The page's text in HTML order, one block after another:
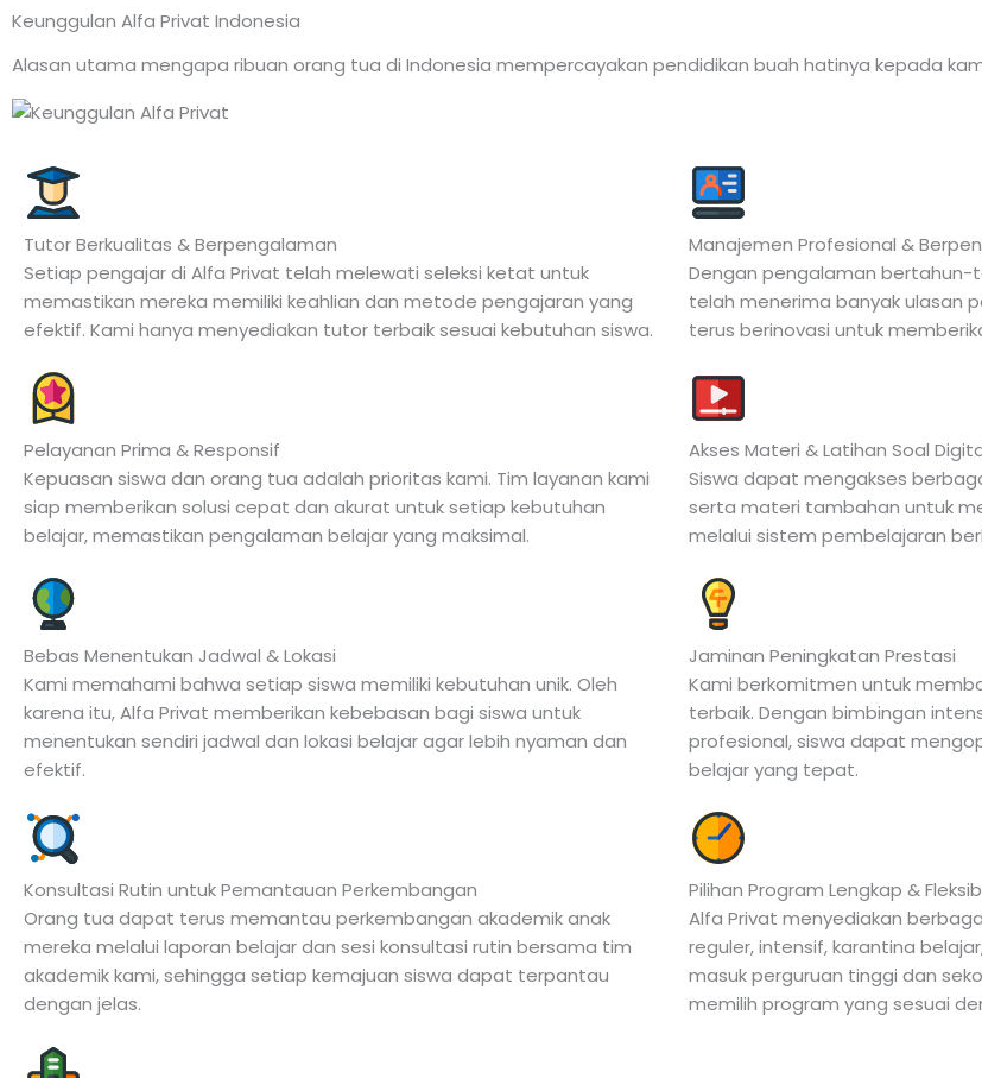
Keunggulan Alfa Privat Indonesia
Alasan utama mengapa ribuan orang tua di Indonesia mempercayakan pendidikan buah hatinya kepada
Tutor Berkualitas & Berpengalaman
Setiap pengajar di Alfa Privat telah melewati seleksi ketat untuk
memastikan mereka memiliki keahlian dan metode pengajaran yang
efektif. Kami hanya menyediakan tutor terbaik sesuai kebutuhan siswa.
Pelayanan Prima & Responsif
Kepuasan siswa dan orang tua adalah prioritas kami. Tim layanan kami
siap memberikan solusi cepat dan akurat untuk setiap kebutuhan
belajar, memastikan pengalaman belajar yang maksimal.
Bebas Menentukan Jadwal & Lokasi
Kami memahami bahwa setiap siswa memiliki kebutuhan unik. Oleh
karena itu, Alfa Privat memberikan kebebasan bagi siswa untuk
menentukan sendiri jadwal dan lokasi belajar agar lebih nyaman dan
efektif.
Konsultasi Rutin untuk Pemantauan Perkembangan
Orang tua dapat terus memantau perkembangan akademik anak
mereka melalui laporan belajar dan sesi konsultasi rutin bersama tim
akademik kami, sehingga setiap kemajuan siswa dapat terpantau
dengan jelas.
Manajemen Profesional &
Dengan pengalaman bertahun-
telah menerima banyak ulasan
terus berinovasi untuk
Akses Materi & Latihan Soal
Siswa dapat mengakses
serta materi tambahan untuk
melalui sistem pembelajaran
Jaminan Peningkatan Prestasi
Kami berkomitmen untuk
terbaik. Dengan bimbingan
profesional, siswa dapat
belajar yang tepat.
Pilihan Program Lengkap &
Alfa Privat menyediakan
reguler, intensif, karantina
masuk perguruan tinggi dan
memilih program yang sesuai